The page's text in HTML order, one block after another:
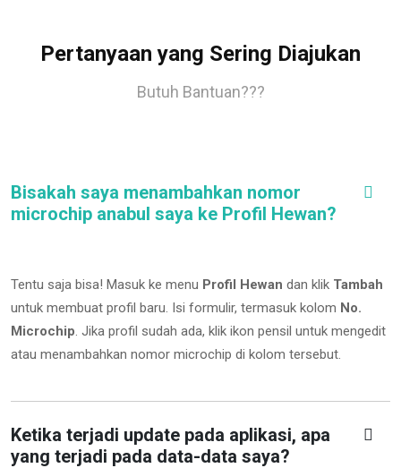
Pertanyaan yang Sering Diajukan
Butuh Bantuan???
Bisakah saya menambahkan nomor
microchip anabul saya ke Profil Hewan?
Tentu saja bisa! Masuk ke menu Profil Hewan dan klik Tambah
untuk membuat profil baru. Isi formulir, termasuk kolom No.
Microchip. Jika profil sudah ada, klik ikon pensil untuk mengedit
atau menambahkan nomor microchip di kolom tersebut.
Ketika terjadi update pada aplikasi, apa
yang terjadi pada data-data saya?